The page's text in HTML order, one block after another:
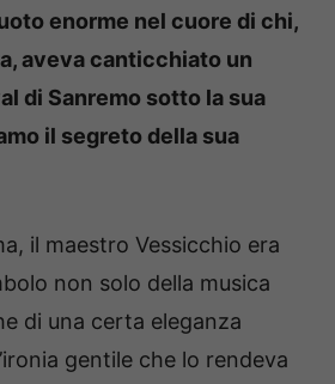
enorme nel cuore di chi,
aveva canticchiato un
di Sanremo sotto la sua
il segreto della sua
il maestro Vessicchio era
non solo della musica
di una certa eleganza
gentile che lo rendeva